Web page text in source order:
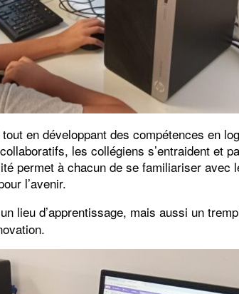
en développant des compétences en
les collégiens s’entraident et
permet à chacun de se familiariser avec
l’avenir.
lieu d’apprentissage, mais aussi un